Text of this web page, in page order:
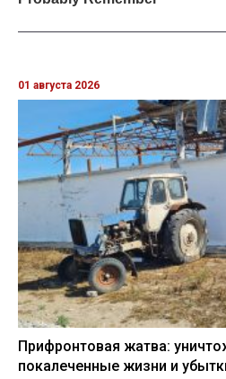
01 августа 2026
Прифронтовая жатва:
покалеченные жизни и